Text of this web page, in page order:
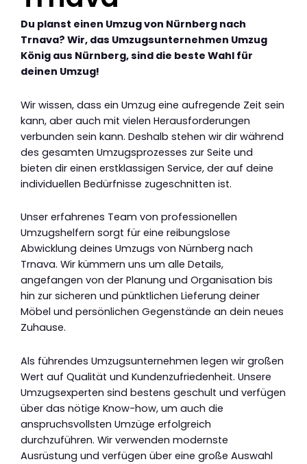
Du planst einen Umzug von Nürnberg nach
Trnava? Wir, das Umzugsunternehmen Umzug
König aus Nürnberg, sind die beste Wahl für
deinen Umzug!
Wir wissen, dass ein Umzug eine aufregende Zeit sein
kann, aber auch mit vielen Herausforderungen
verbunden sein kann. Deshalb stehen wir dir während
des gesamten Umzugsprozesses zur Seite und
bieten dir einen erstklassigen Service, der auf deine
individuellen Bedürfnisse zugeschnitten ist.
Unser erfahrenes Team von professionellen
Umzugshelfern sorgt für eine reibungslose
Abwicklung deines Umzugs von Nürnberg nach
Trnava. Wir kümmern uns um alle Details,
angefangen von der Planung und Organisation bis
hin zur sicheren und pünktlichen Lieferung deiner
Möbel und persönlichen Gegenstände an dein neues
Zuhause.
Als führendes Umzugsunternehmen legen wir großen
Wert auf Qualität und Kundenzufriedenheit. Unsere
Umzugsexperten sind bestens geschult und verfügen
über das nötige Know-how, um auch die
anspruchsvollsten Umzüge erfolgreich
durchzuführen. Wir verwenden modernste
Ausrüstung und verfügen über eine große Auswahl